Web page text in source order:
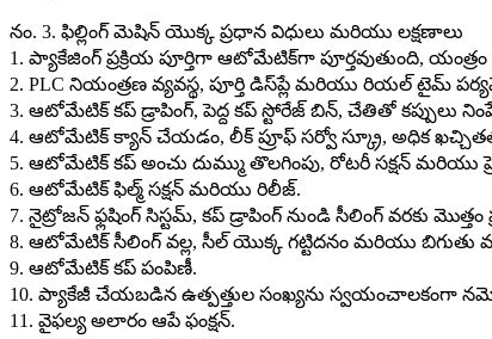
నం. 3. ఫిల్లింగ్ మెషిన్ యొక్క ప్రధాన విధులు మరియు లక్షణాలు
1. ప్యాకేజింగ్ ప్రక్రియ పూర్తిగా ఆటోమేటిక్‌గా పూర్తవుతుంది,
2. PLC నియంత్రణ వ్యవస్థ, పూర్తి డిస్‌ప్లే మరియు రియల్ టైమ్
3. ఆటోమేటిక్ కప్ డ్రాపింగ్, పెద్ద కప్ స్టోరేజ్ బిన్, చేతితో కప్పులు
4. ఆటోమేటిక్ క్యాన్ చేయడం, లీక్ ప్రూఫ్ సర్వో స్క్రూ, అధిక
5. ఆటోమేటిక్ కప్ అంచు దుమ్ము తొలగింపు, రోటరీ సక్షన్
6. ఆటోమేటిక్ ఫిల్మ్ సక్షన్ మరియు రిలీజ్.
7. నైట్రోజన్ ఫ్లషింగ్ సిస్టమ్, కప్ డ్రాపింగ్ నుండి సీలింగ్ వరకు
8. ఆటోమేటిక్ సీలింగ్ వల్ల, సీల్ యొక్క గట్టిదనం మరియు బిగుతు
9. ఆటోమేటిక్ కప్ పంపిణీ.
10. ప్యాకేజీ చేయబడిన ఉత్పత్తుల సంఖ్యను స్వయంచాలకంగా
11. వైఫల్య అలారం ఆపే ఫంక్షన్.